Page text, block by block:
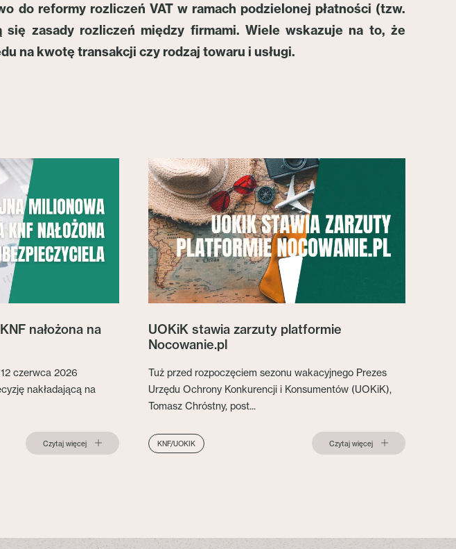
do reformy rozliczeń VAT w ramach podzielonej płatności (tzw.
zasady rozliczeń między firmami. Wiele wskazuje na to, że
na kwotę transakcji czy rodzaj towaru i usługi.
nałożona na
czerwca 2026
nakładającą na
Czytaj więcej
UOKiK stawia zarzuty platformie
Nocowanie.pl
Tuż przed rozpoczęciem sezonu wakacyjnego Prezes
Urzędu Ochrony Konkurencji i Konsumentów (UOKiK),
Tomasz Chróstny, post...
KNF/UOKIK Czytaj więcej